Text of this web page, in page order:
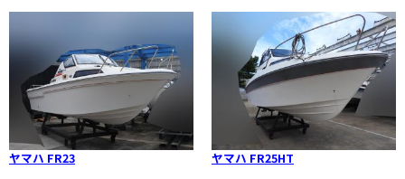
ヤマハ FR23 ヤマハ FR25HT